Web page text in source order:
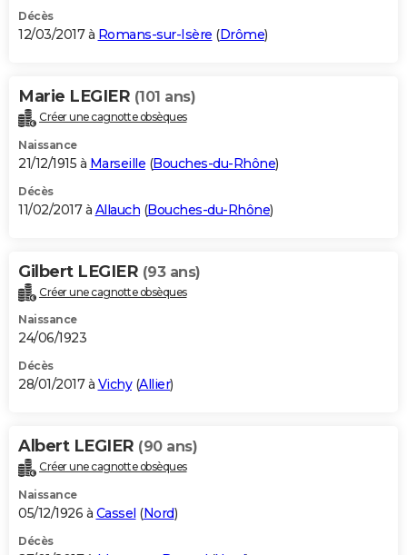
Décès
12/03/2017 à Romans-sur-Isère (Drôme)
Marie LEGIER (101 ans)
Créer une cagnotte obsèques
Naissance
21/12/1915 à Marseille (Bouches-du-Rhône)
Décès
11/02/2017 à Allauch (Bouches-du-Rhône)
Gilbert LEGIER (93 ans)
Créer une cagnotte obsèques
Naissance
24/06/1923
Décès
28/01/2017 à Vichy(Allier)
Albert LEGIER (90 ans)
Créer une cagnotte obsèques
Naissance
05/12/1926 à Cassel (Nord)
Décès